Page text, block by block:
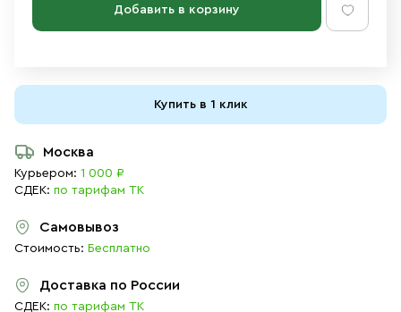
Добавить в корзину
Купить в 1 клик
Москва
Курьером: 1 000 ₽
СДЕК: по тарифам ТК
Самовывоз
Стоимость: Бесплатно
Доставка по России
СДЕК: по тарифам ТК